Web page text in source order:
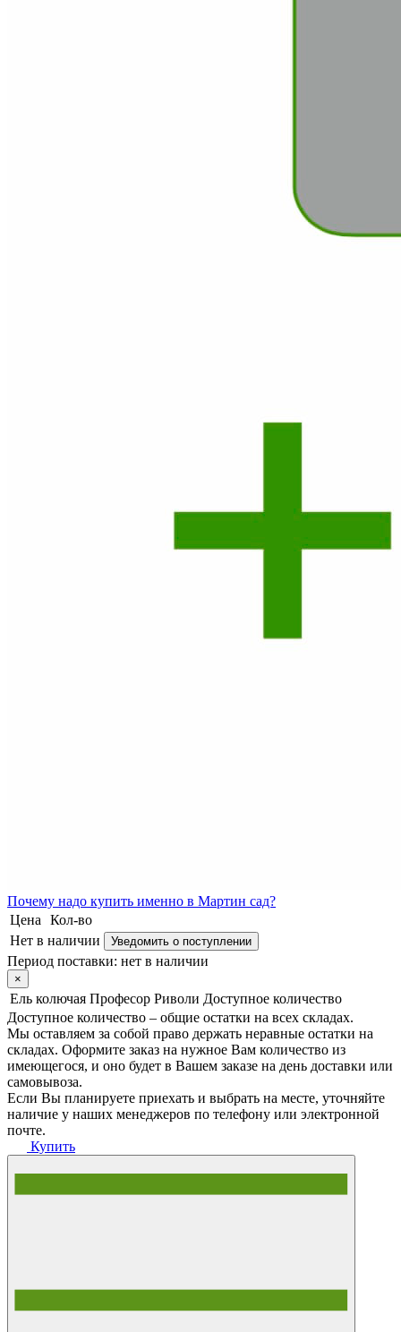
Почему надо купить именно в Мартин сад?
Цена
Кол-во
Нет в наличии
Уведомить о поступлении
Период поставки: нет в наличии
×
Ель колючая Професор Риволи Доступное количество
Доступное количество – общие остатки на всех складах.
Мы оставляем за собой право держать неравные остатки на
складах. Оформите заказ на нужное Вам количество из
имеющегося, и оно будет в Вашем заказе на день доставки или
самовывоза.
Если Вы планируете приехать и выбрать на месте, уточняйте
наличие у наших менеджеров по телефону или электронной
почте.
Купить